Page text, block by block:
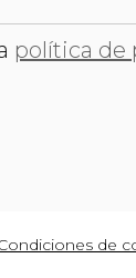
política de
de